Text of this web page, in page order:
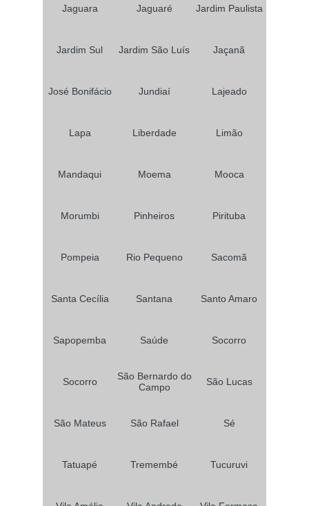
Jaguara Jaguaré Jardim Paulista
Jardim Sul Jardim São Luís Jaçanã
José Bonifácio Jundiaí Lajeado
Lapa Liberdade Limão
Mandaqui Moema Mooca
Morumbi Pinheiros Pirituba
Pompeia Rio Pequeno Sacomã
Santa Cecília Santana Santo Amaro
Sapopemba Saúde Socorro
Socorro
São Bernardo do
Campo
São Lucas
São Mateus São Rafael Sé
Tatuapé Tremembé Tucuruvi